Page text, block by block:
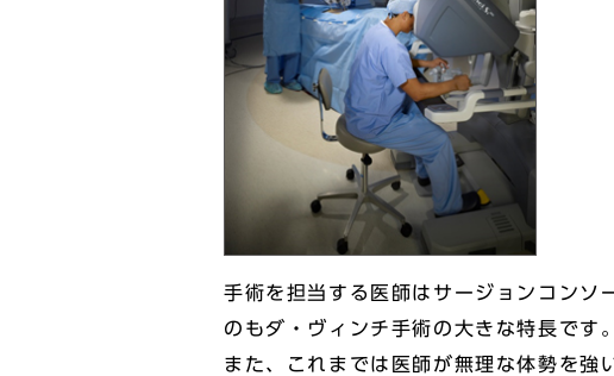
手術を担当する医師はサージョンコンソ
のもダ・ヴィンチ手術の大きな特長です
また、これまでは医師が無理な体勢を強